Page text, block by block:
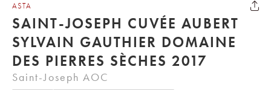
ASTA
SAINT-JOSEPH CUVÉE AUBERT
SYLVAIN GAUTHIER DOMAINE
DES PIERRES SÈCHES 2017
Saint-Joseph AOC